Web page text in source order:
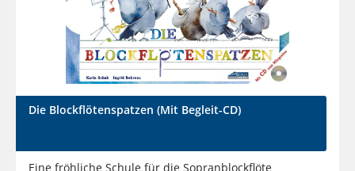
Die Blockflötenspatzen (Mit Begleit-CD)
Eine fröhliche Schule für die Sopranblockflöte